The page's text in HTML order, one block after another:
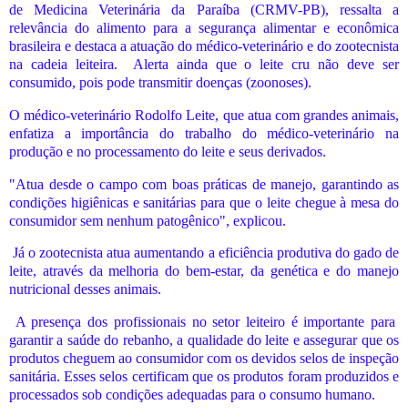
de Medicina Veterinária da Paraíba (CRMV-PB), ressalta a
relevância do alimento para a segurança alimentar e econômica
brasileira e destaca a atuação do médico-veterinário e do zootecnista
na cadeia leiteira.
Alerta ainda que o leite cru não deve ser
consumido, pois pode transmitir doenças (zoonoses).
O médico-veterinário Rodolfo Leite, que atua com grandes animais,
enfatiza a importância do trabalho do médico-veterinário na
produção e no processamento do leite e seus derivados.
"Atua desde o campo com boas práticas de manejo, garantindo as
condições higiênicas e sanitárias para que o leite chegue à mesa do
consumidor sem nenhum patogênico", explicou.
Já o zootecnista atua aumentando a eficiência produtiva do gado de
leite, através da melhoria do bem-estar, da genética e do manejo
nutricional desses animais.
A presença dos profissionais no setor leiteiro é importante para
garantir a saúde do rebanho, a qualidade do leite e assegurar que os
produtos cheguem ao consumidor com os devidos selos de inspeção
sanitária. Esses selos certificam que os produtos foram produzidos e
processados sob condições adequadas para o consumo humano.